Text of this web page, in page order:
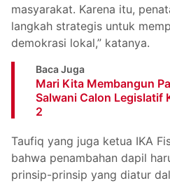
masyarakat. Karena itu,
langkah strategis untuk
demokrasi lokal,” katanya.
Baca Juga
Mari Kita Membangun
Salwani Calon Legislatif
2
Taufiq yang juga ketua IKA
bahwa penambahan dapil
prinsip-prinsip yang diatur